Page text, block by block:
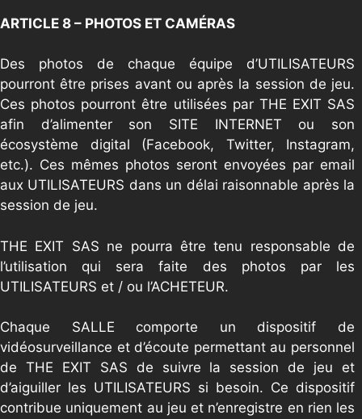
ARTICLE 8 – PHOTOS ET CAMÉRAS
Des photos de chaque équipe d’UTILISATEURS
pourront être prises avant ou après la session de jeu.
Ces photos pourront être utilisées par THE EXIT SAS
afin d’alimenter son SITE INTERNET ou son
écosystème digital (Facebook, Twitter, Instagram,
etc.). Ces mêmes photos seront envoyées par email
aux UTILISATEURS dans un délai raisonnable après la
session de jeu.
THE EXIT SAS ne pourra être tenu responsable de
l’utilisation qui sera faite des photos par les
UTILISATEURS et / ou l’ACHETEUR.
Chaque SALLE comporte un dispositif de
vidéosurveillance et d’écoute permettant au personnel
de THE EXIT SAS de suivre la session de jeu et
d’aiguiller les UTILISATEURS si besoin. Ce dispositif
contribue uniquement au jeu et n’enregistre en rien les